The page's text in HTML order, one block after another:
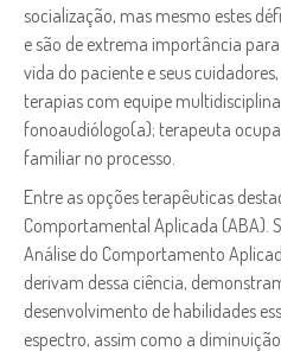
socialização, mas mesmo estes
e são de extrema importância
vida do paciente e seus
terapias com equipe
fonoaudiólogo(a); terapeuta
familiar no processo.
Entre as opções terapêuticas
Comportamental Aplicada (ABA).
Análise do Comportamento
derivam dessa ciência,
desenvolvimento de habilidades
espectro, assim como a